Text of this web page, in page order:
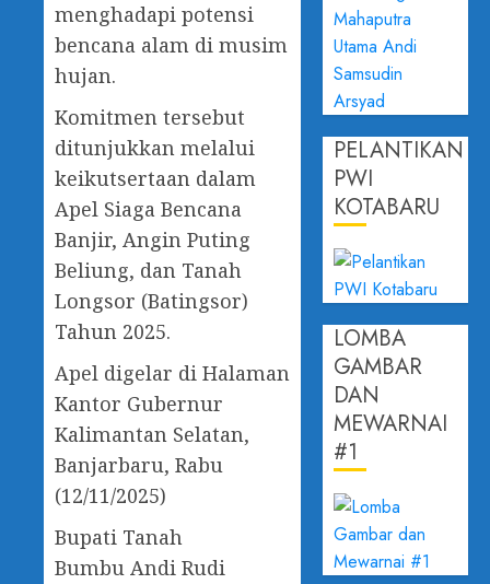
menghadapi potensi
bencana alam di musim
hujan.
Komitmen tersebut
ditunjukkan melalui
keikutsertaan dalam
Apel Siaga Bencana
Banjir, Angin Puting
Beliung, dan Tanah
Longsor (Batingsor)
Tahun 2025.
Apel digelar di Halaman
Kantor Gubernur
Kalimantan Selatan,
Banjarbaru, Rabu
(12/11/2025)
Bupati Tanah
Bumbu Andi Rudi
PELANTIKAN
PWI
KOTABARU
LOMBA
GAMBAR
DAN
MEWARNAI
#1